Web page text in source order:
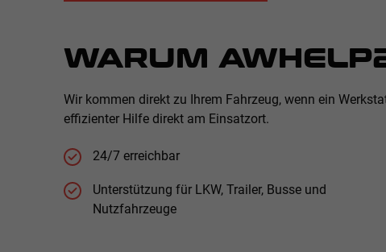
WARUM
Wir kommen direkt zu Ihrem Fahrzeug, wenn ein
effizienter Hilfe direkt am Einsatzort.
24/7 erreichbar
Unterstützung für LKW, Trailer, Busse und
Nutzfahrzeuge